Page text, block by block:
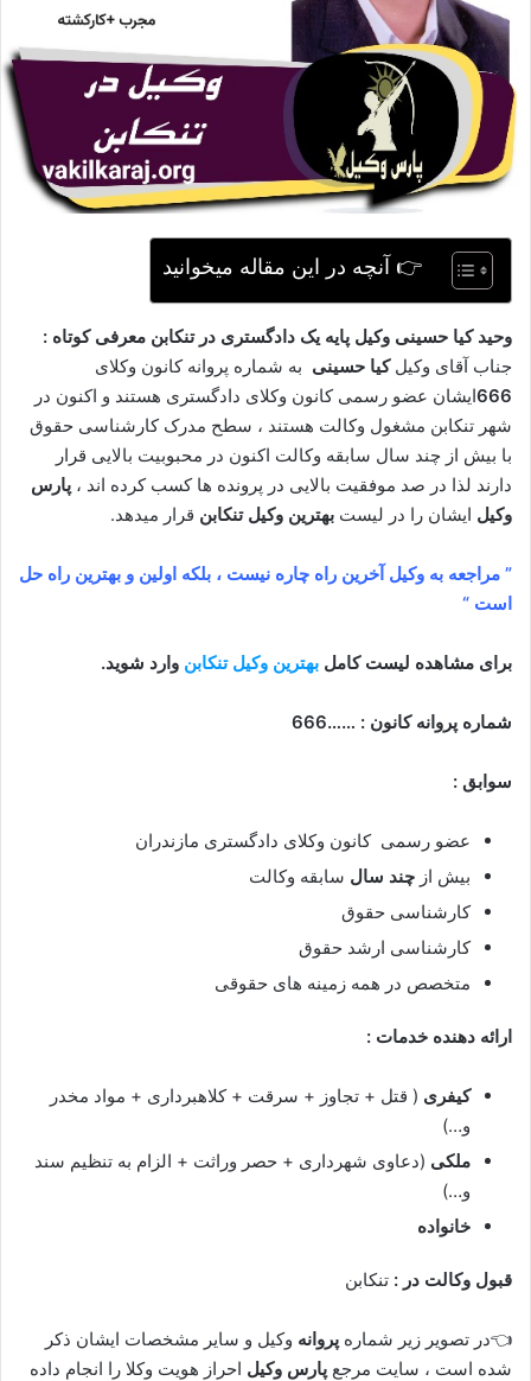
👉 آنچه در این مقاله میخوانید
وحید کیا حسینی وکیل پایه یک دادگستری در تنکابن معرفی کوتاه :
جناب آقای وکیل کیا حسینی به شماره پروانه کانون وکلای
666ایشان عضو رسمی کانون وکلای دادگستری هستند و اکنون در
شهر تنکابن مشغول وکالت هستند ، سطح مدرک کارشناسی حقوق
با بیش از چند سال سابقه وکالت اکنون در محبوبیت بالایی قرار
دارند لذا در صد موفقیت بالایی در پرونده ها کسب کرده اند ، پارس
وکیل ایشان را در لیست بهترین وکیل تنکابن قرار میدهد.
” مراجعه به وکیل آخرین راه چاره نیست ، بلکه اولین و بهترین راه حل
است “
برای مشاهده لیست کامل بهترین وکیل تنکابن وارد شوید.
شماره پروانه کانون : ……666
سوابق :
عضو رسمی کانون وکلای دادگستری مازندران
بیش از چند سال سابقه وکالت
کارشناسی حقوق
کارشناسی ارشد حقوق
متخصص در همه زمینه های حقوقی
ارائه دهنده خدمات :
کیفری ( قتل + تجاوز + سرقت + کلاهبرداری + مواد مخدر
و…)
ملکی (دعاوی شهرداری + حصر وراثت + الزام به تنظیم سند
و…)
خانواده
قبول وکالت در : تنکابن
👈در تصویر زیر شماره پروانه وکیل و سایر مشخصات ایشان ذکر
شده است ، سایت مرجع پارس وکیل احراز هویت وکلا را انجام داده